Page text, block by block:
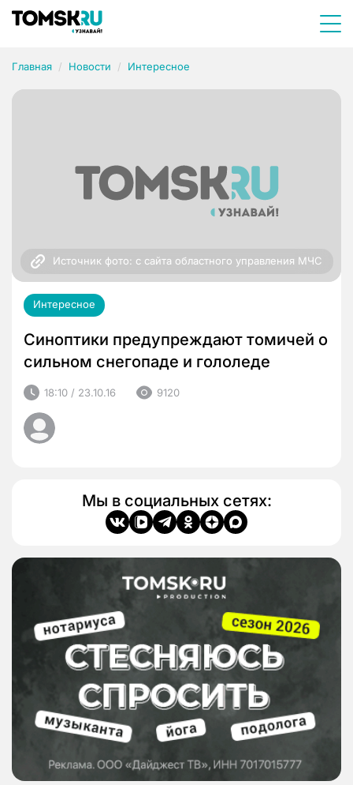
Главная Новости Интересное
Источник фото: с сайта областного управления МЧС
Интересное
Синоптики предупреждают томичей о
сильном снегопаде и гололеде
18:10 / 23.10.16 9120
Мы в социальных сетях: